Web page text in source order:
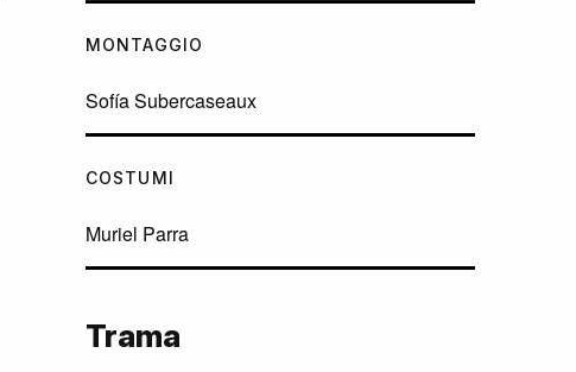
MONTAGGIO
Sofía Subercaseaux
COSTUMI
Muriel Parra
Trama